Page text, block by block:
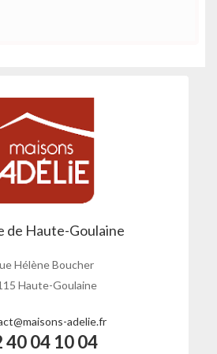
de Haute-Goulaine
Hélène Boucher
Haute-Goulaine
adelie.fr
40 04 10 04